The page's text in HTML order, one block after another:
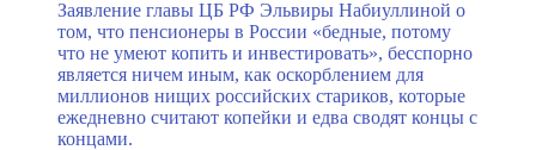
Заявление главы ЦБ РФ Эльвиры Набиуллиной о
том, что пенсионеры в России «бедные, потому
что не умеют копить и инвестировать», бесспорно
является ничем иным, как оскорблением для
миллионов нищих российских стариков, которые
ежедневно считают копейки и едва сводят концы с
концами.